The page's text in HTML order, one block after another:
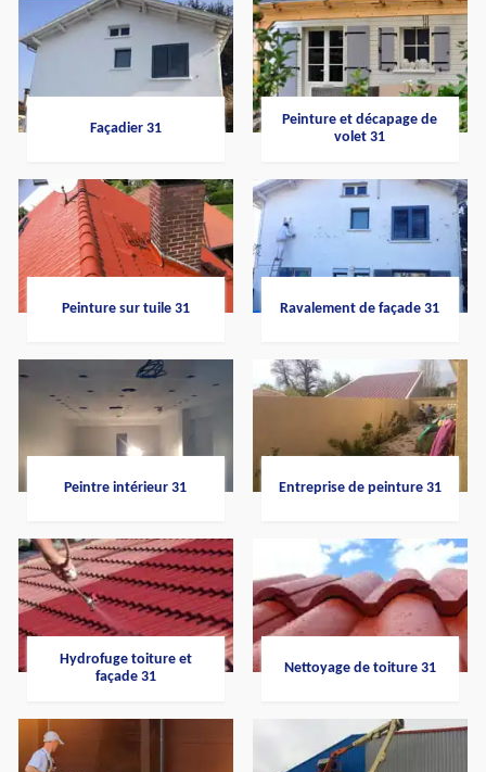
Façadier 31
Peinture et décapage de
volet 31
Peinture sur tuile 31 Ravalement de façade 31
Peintre intérieur 31 Entreprise de peinture 31
Hydrofuge toiture et
façade 31
Nettoyage de toiture 31